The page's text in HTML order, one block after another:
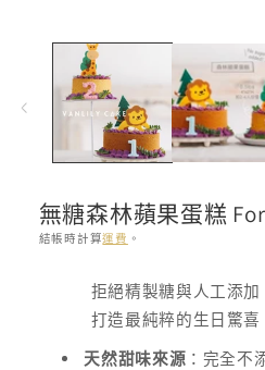
無糖森林蘋果蛋糕
結帳時計算運費 。
拒絕精製糖與人工添
打造最純粹的生日驚喜
天然甜味來源 ：完全不